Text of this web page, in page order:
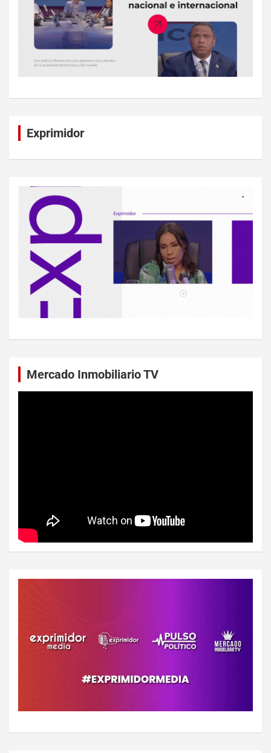
Exprimidor
Mercado Inmobiliario TV